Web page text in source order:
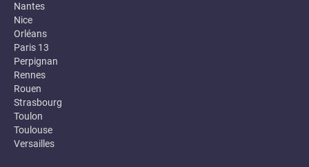
Nantes
Nice
Orléans
Paris 13
Perpignan
Rennes
Rouen
Strasbourg
Toulon
Toulouse
Versailles